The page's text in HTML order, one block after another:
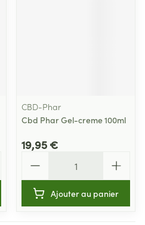
CBD-Phar
Cbd Phar Gel-creme 100ml
19,95 €
Ajouter au panier